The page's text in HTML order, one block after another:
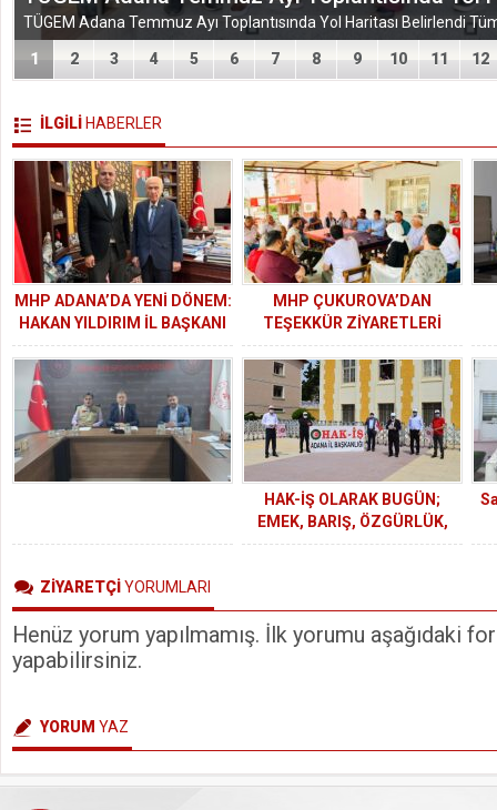
1 2 3 4 5 6 7 8 9 10 11 12
İLGİLİ HABERLER
MHP ADANA’DA YENİ DÖNEM:
HAKAN YILDIRIM İL BAŞKANI
OLDU
MHP ÇUKUROVA’DAN
TEŞEKKÜR ZİYARETLERİ
HAK-İŞ OLARAK BUGÜN;
EMEK, BARIŞ, ÖZGÜRLÜK,
ADALET VE DEMOKRASİ İÇİN
ZİYARETÇİYORUMLARI
Henüz yorum yapılmamış. İlk yorumu aşağıdaki
yapabilirsiniz.
YORUM YAZ